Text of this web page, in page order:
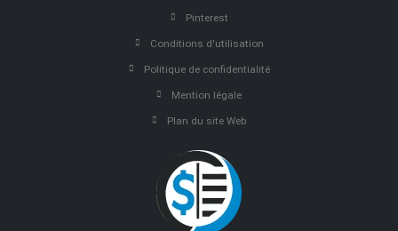
Pinterest
Conditions d'utilisation
Politique de confidentialité
Mention légale
Plan du site Web